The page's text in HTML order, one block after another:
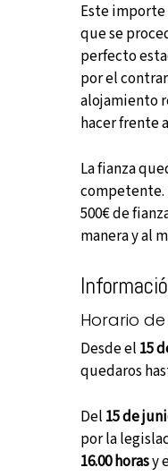
Este importe
que se
perfecto
por el
alojamiento
hacer frente
La fianza
competente.
500€ de
manera y al
Horario
Desde el 15
quedaros
Del 15 de
por la
16.00 horasy